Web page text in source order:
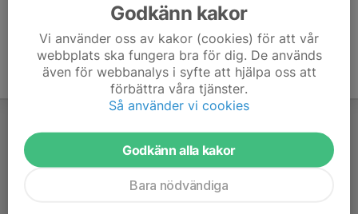
Godkänn kakor
Vi använder oss av kakor (cookies) för att vår
webbplats ska fungera bra för dig. De används
även för webbanalys i syfte att hjälpa oss att
förbättra våra tjänster.
Så använder vi cookies
Godkänn alla kakor
Bara nödvändiga